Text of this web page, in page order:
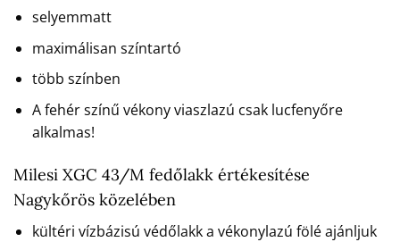
selyemmatt
maximálisan színtartó
több színben
A fehér színű vékony viaszlazú csak lucfenyőre
alkalmas!
Milesi XGC 43/M fedőlakk értékesítése
Nagykőrös közelében
kültéri vízbázisú védőlakk a vékonylazú fölé ajánljuk